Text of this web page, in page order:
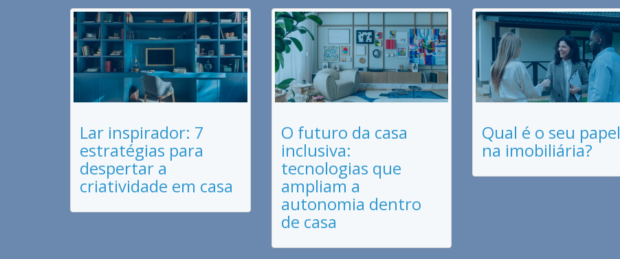
Lar inspirador: 7
estratégias para
despertar a
criatividade em casa
O futuro da casa
inclusiva:
tecnologias que
ampliam a
autonomia dentro
de casa
Qual é o seu papel
na imobiliária?